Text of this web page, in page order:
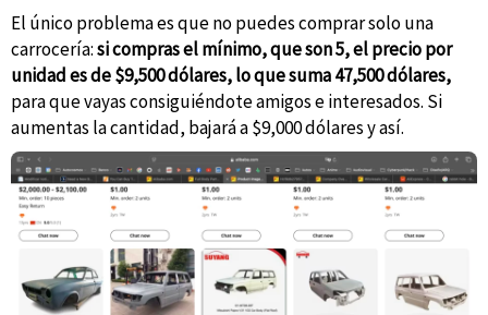
El único problema es que no puedes comprar solo una
carrocería:si compras el mínimo, que son 5, el precio por
unidad es de $9,500 dólares, lo que suma 47,500 dólares,
para que vayas consiguiéndote amigos e interesados. Si
aumentas la cantidad, bajará a $9,000 dólares y así.